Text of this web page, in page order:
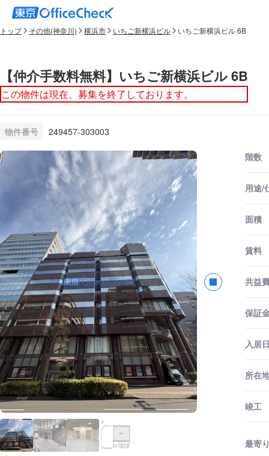
トップ その他(神奈川) 横浜市 いちご新横浜ビル いちご新横浜ビル 6B
【仲介手数料無料】いちご新横浜ビル 6B
この物件は現在、募集を終了しております。
物件番号 249457-303003
階数
用途/
面積
賃料
共益
保証
入居
所在
竣工
最寄